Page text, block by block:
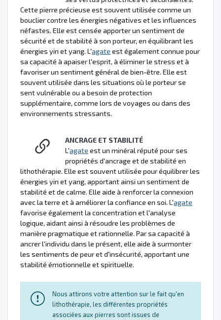
Cette pierre précieuse est souvent utilisée comme un
bouclier contre les énergies négatives et les influences
néfastes. Elle est censée apporter un sentiment de
sécurité et de stabilité à son porteur, en équilibrant les
énergies yin et yang. L'agate est également connue pour
sa capacité à apaiser l'esprit, à éliminer le stress et à
favoriser un sentiment général de bien-être. Elle est
souvent utilisée dans les situations où le porteur se
sent vulnérable ou a besoin de protection
supplémentaire, comme lors de voyages ou dans des
environnements stressants.
ANCRAGE ET STABILITÉ
L'agate est un minéral réputé pour ses
propriétés d'ancrage et de stabilité en
lithothérapie. Elle est souvent utilisée pour équilibrer les
énergies yin et yang, apportant ainsi un sentiment de
stabilité et de calme. Elle aide à renforcer la connexion
avec la terre et à améliorer la confiance en soi. L'agate
favorise également la concentration et l'analyse
logique, aidant ainsi à résoudre les problèmes de
manière pragmatique et rationnelle. Par sa capacité à
ancrer l'individu dans le présent, elle aide à surmonter
les sentiments de peur et d'insécurité, apportant une
stabilité émotionnelle et spirituelle.
Nous attirons votre attention sur le fait qu'en
lithothérapie, les différentes propriétés
associées aux pierres sont issues de